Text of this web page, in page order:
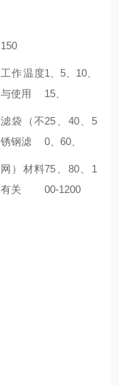
150
工作温度
与使用
滤袋（不
锈钢滤
网）材料
有关
1、5、10、
15、
25、40、5
0、60、
75、80、1
00-1200